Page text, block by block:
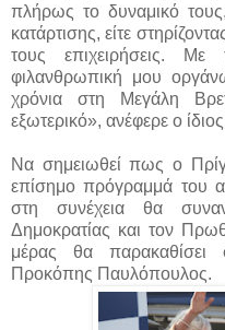
πλήρως το δυναμικό
κατάρτισης, είτε
τους επιχειρήσεις.
φιλανθρωπική μου
χρόνια στη Μεγάλη
εξωτερικό», ανέφερε ο
Να σημειωθεί πως ο
επίσημο πρόγραμμά του
στη συνέχεια θα
Δημοκρατίας και τον
μέρας θα
Προκόπης Παυλόπουλος.